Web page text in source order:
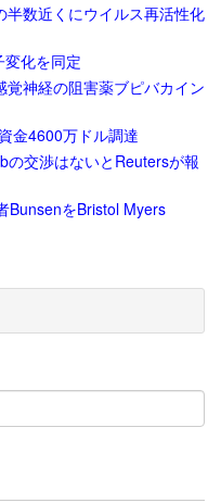
数近くにウイルス再活性化
化を同定
神経の阻害薬ブピバカイン
金4600万ドル調達
交渉はないとReutersが報
BunsenをBristol Myers